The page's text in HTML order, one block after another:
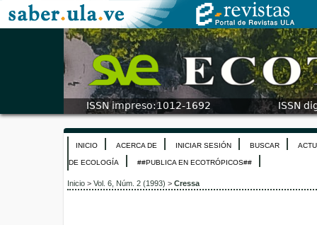
INICIO ACERCA DE INICIAR SESIÓN BUSCAR
DE ECOLOGÍA ##PUBLICA EN ECOTRÓPICOS##
Inicio > Vol. 6, Núm. 2 (1993) > Cressa